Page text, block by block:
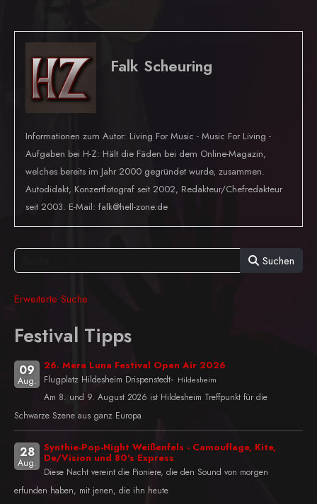
Falk Scheuring
Informationen zum Autor: Living For Music - Music For Living -
Aufgaben bei H-Z: Hält die Fäden bei dem Online-Magazin,
welches bereits im Jahr 2000 gegründet wurde, zusammen.
Autodidakt, Konzertfotograf seit 2002, Redakteur/Chefredakteur
seit 2003. E-Mail: falk@hell-zone.de
Suchen
Erweiterte Suche
Festival Tipps
09
Aug.
26. Mera Luna Festival Open Air 2026
Flugplatz Hildesheim Drispenstedt- Hildesheim
Am 8. und 9. August 2026 ist Hildesheim Treffpunkt für die
Schwarze Szene aus ganz Europa
28
Aug.
Synthie-Pop-Night Weißenfels - Camouflage, Kite,
De/Vision und 80's Express
Diese Nacht vereint die Pioniere, die den Sound von morgen
erfunden haben, mit jenen, die ihn heute